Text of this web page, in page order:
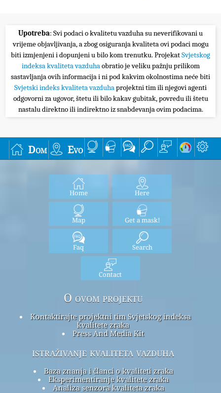
Upotreba: Svi podaci o kvalitetu vazduha su neverifikovani u
vrijeme objavljivanja, a zbog osiguranja kvaliteta ovi podaci mogu
biti izmjenjeni i dopunjeni u bilo kom trenutku. ProjekatSvjetskog
indeksa kvaliteta vazduhaobratio je veliku pažnju prilikom
sastavljanja ovih informacija i ni pod kakvim okolnostima neće biti
Svjetski indeks kvaliteta vazduhaprojektni tim ili njegovi agenti
odgovorni za ugovor, štetu ili bilo kakav gubitak, povredu ili štetu
nastalu direktno ili indirektno iz snabdevanja ovim podacima.
Dom Evo
Home Here
Map Get a mask!
Faq Search
Contact
O ovom projektu
Kontaktirajte projektni tim Svjetskog indeksa
kvalitete zraka
Press And Media Kit
istraživanje kvaliteta vazduha
Baza znanja i članci o kvaliteti zraka
Eksperimentiranje kvalitete zraka
Analiza senzora kvaliteta zraka